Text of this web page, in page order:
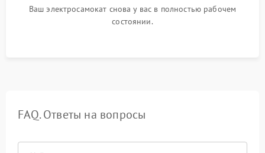
Ваш электросамокат снова у вас в полностью рабочем
состоянии.
FAQ. Ответы на вопросы